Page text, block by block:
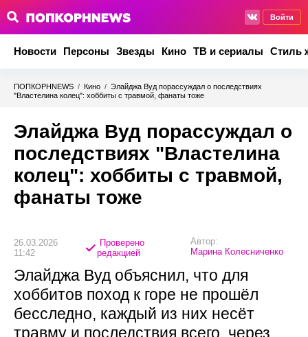
Войти
Новости Персоны Звезды Кино ТВ и сериалы Стиль
ПОПКОРНNEWS / Кино / Элайджа Вуд порассуждал о последствиях
"Властелина колец": хоббиты с травмой, фанаты тоже
Элайджа Вуд порассуждал о
последствиях "Властелина
колец": хоббиты с травмой,
фанаты тоже
26.03.2026
11:42
Проверено
редакцией
Автор:
Марина Колесниченко
Элайджа Вуд объяснил, что для
хоббитов поход к горе не прошёл
бесследно, каждый из них несёт
травму и последствия всего, через